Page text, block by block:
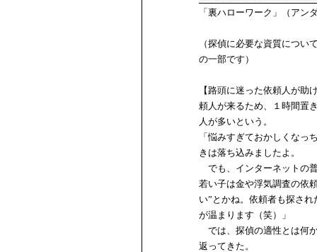
「裏ハローワーク」（アン
（探偵に必要な資質につ
の一部です）
【路頭に迷った依頼人が
頼人が来るため、１時間置
人が多いという。
「悩みすぎておかしくな
きは落ち込みましたよ。
でも、インターネットの
若い子は金や浮気調査の依
い”とかね。依頼者も探さ
が温まります（笑）」
では、探偵の適性とは何
返ってきた。